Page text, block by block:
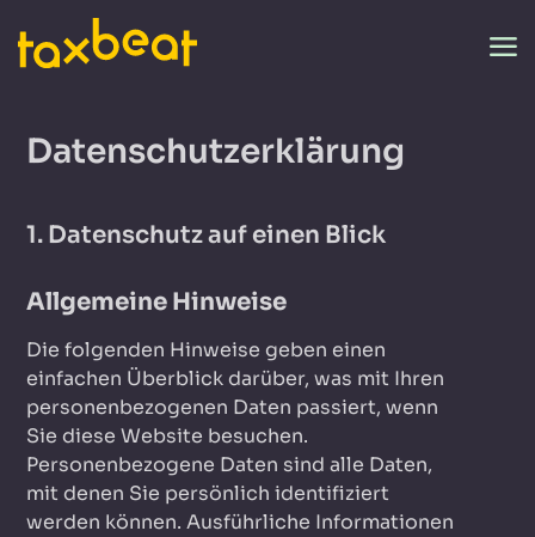
Datenschutz­erklärung
1. Datenschutz auf einen Blick
Allgemeine Hinweise
Die folgenden Hinweise geben einen
einfachen Überblick darüber, was mit Ihren
personenbezogenen Daten passiert, wenn
Sie diese Website besuchen.
Personenbezogene Daten sind alle Daten,
mit denen Sie persönlich identifiziert
werden können. Ausführliche Informationen